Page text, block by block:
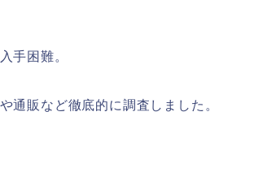
手困難。
通販など徹底的に調査しました。